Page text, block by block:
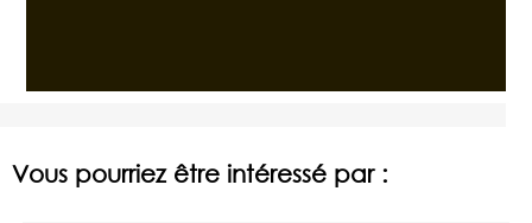
Vous pourriez être intéressé par :